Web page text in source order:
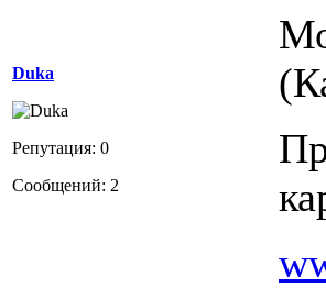
Duka
Репутация: 0
Сообщений: 2